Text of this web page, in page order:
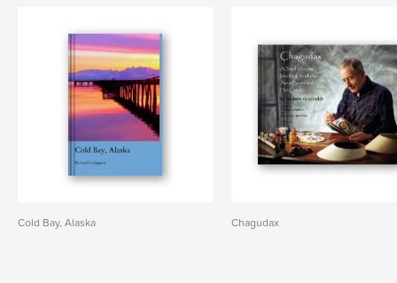
Cold Bay, Alaska Chagudax